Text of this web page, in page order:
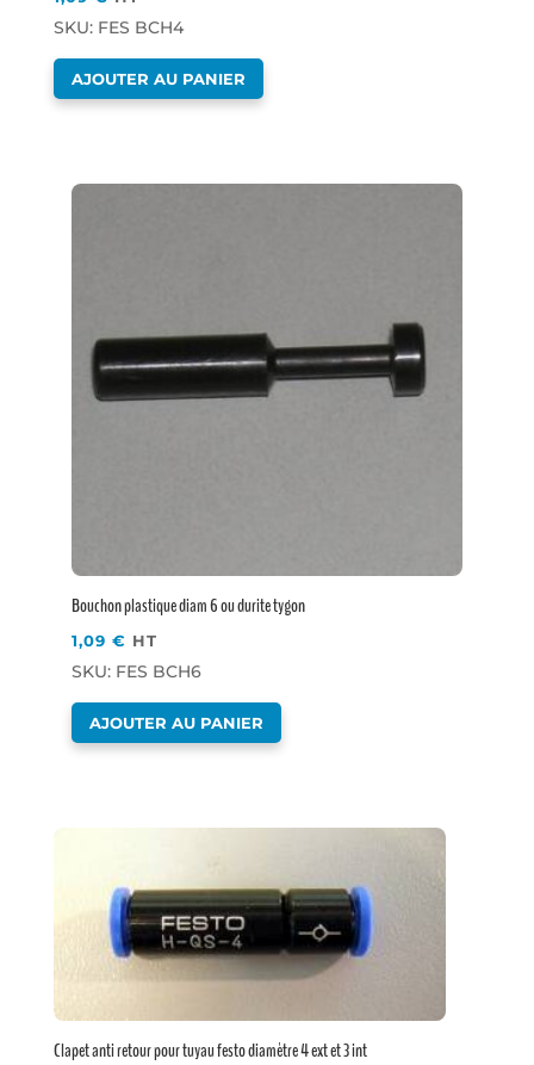
SKU: FES BCH4
AJOUTER AU PANIER
Bouchon plastique diam 6 ou durite tygon
1,09 € HT
SKU: FES BCH6
AJOUTER AU PANIER
Clapet anti retour pour tuyau festo diamètre 4 ext et 3 int